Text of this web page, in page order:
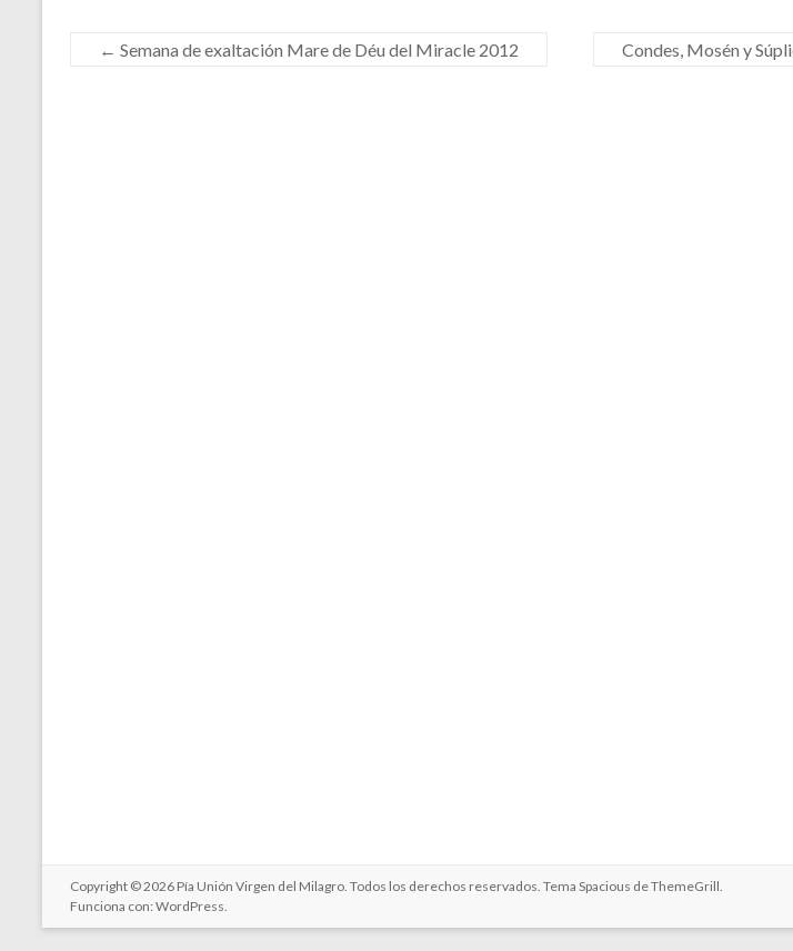
← Semana de exaltación Mare de Déu del Miracle 2012 Condes, Mosén y
Copyright © 2026 Pía Unión Virgen del Milagro . Todos los derechos reservados. Tema Spacious de ThemeGrill.
Funciona con: WordPress